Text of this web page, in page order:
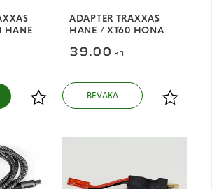
HANE
Lägg till i favoriter
ADAPTER TRAXXAS
HANE / XT60 HONA
39,00 KR
Lägg till i